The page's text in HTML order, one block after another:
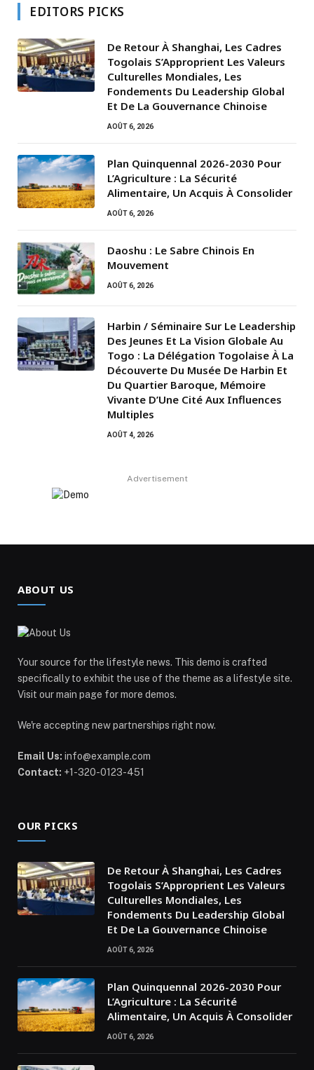
EDITORS PICKS
De Retour À Shanghai, Les Cadres
Togolais S’Approprient Les Valeurs
Culturelles Mondiales, Les
Fondements Du Leadership Global
Et De La Gouvernance Chinoise
AOÛT 6, 2026
Plan Quinquennal 2026-2030 Pour
L’Agriculture : La Sécurité
Alimentaire, Un Acquis À Consolider
AOÛT 6, 2026
Daoshu : Le Sabre Chinois En
Mouvement
AOÛT 6, 2026
Harbin / Séminaire Sur Le Leadership
Des Jeunes Et La Vision Globale Au
Togo : La Délégation Togolaise À La
Découverte Du Musée De Harbin Et
Du Quartier Baroque, Mémoire
Vivante D’Une Cité Aux Influences
Multiples
AOÛT 4, 2026
Advertisement
ABOUT US
Your source for the lifestyle news. This demo is crafted
specifically to exhibit the use of the theme as a lifestyle site.
Visit our main page for more demos.
We're accepting new partnerships right now.
Email Us: info@example.com
Contact: +1-320-0123-451
OUR PICKS
De Retour À Shanghai, Les Cadres
Togolais S’Approprient Les Valeurs
Culturelles Mondiales, Les
Fondements Du Leadership Global
Et De La Gouvernance Chinoise
AOÛT 6, 2026
Plan Quinquennal 2026-2030 Pour
L’Agriculture : La Sécurité
Alimentaire, Un Acquis À Consolider
AOÛT 6, 2026